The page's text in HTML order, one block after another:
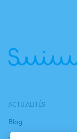
ACTUALITÉS
Blog